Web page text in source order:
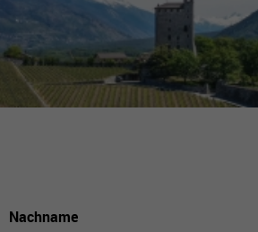
Nachname